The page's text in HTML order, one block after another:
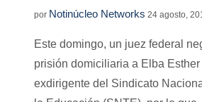
por Notinúcleo Networks 24 agosto,
Este domingo, un juez federal
prisión domiciliaria a Elba
exdirigente del Sindicato